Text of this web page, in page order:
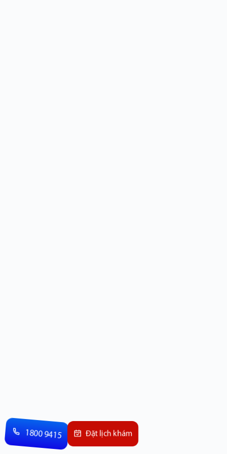
1800 9415 Đặt lịch khám